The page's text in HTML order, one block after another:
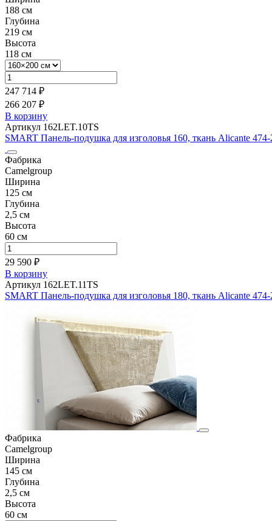
188 см
Глубина
219 см
Высота
118 см
247 714 ₽
266 207 ₽
В корзину
Артикул 162LET.10TS
SMART Панель-подушка для изголовья 160, ткань Alicante 474-
Фабрика
Camelgroup
Ширина
125 см
Глубина
2,5 см
Высота
60 см
29 590 ₽
В корзину
Артикул 162LET.11TS
SMART Панель-подушка для изголовья 180, ткань Alicante 474-
Фабрика
Camelgroup
Ширина
145 см
Глубина
2,5 см
Высота
60 см